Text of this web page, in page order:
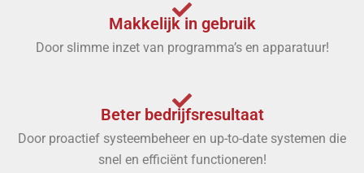
Makkelijk in gebruik
Door slimme inzet van programma’s en apparatuur!
Beter bedrijfsresultaat
Door proactief systeembeheer en up-to-date systemen die
snel en efficiënt functioneren!